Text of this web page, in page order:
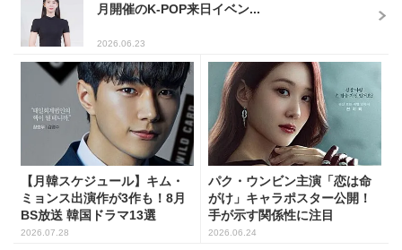
月開催のK-POP来日イベン...
2026.06.23
【月韓スケジュール】キム・
ミョンス出演作が3作も！8月
BS放送 韓国ドラマ13選
2026.07.28
パク・ウンビン主演「恋は命
がけ」キャラポスター公開！
手が示す関係性に注目
2026.06.24